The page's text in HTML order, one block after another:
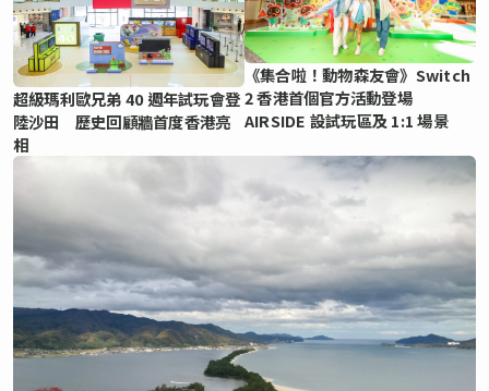
超級瑪利歐兄弟 40 週年試玩會登
陸沙田 歷史回顧牆首度香港亮
相
《集合啦！動物森友會》Switch
2 香港首個官方活動登場
AIRSIDE 設試玩區及 1:1 場景